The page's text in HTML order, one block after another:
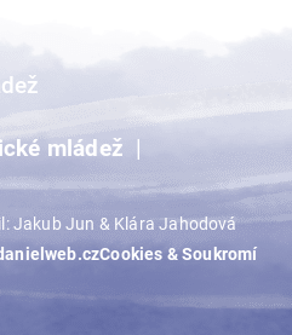
mládež
Jakub Jun & Klára Jahodová
Cookies & Soukromí